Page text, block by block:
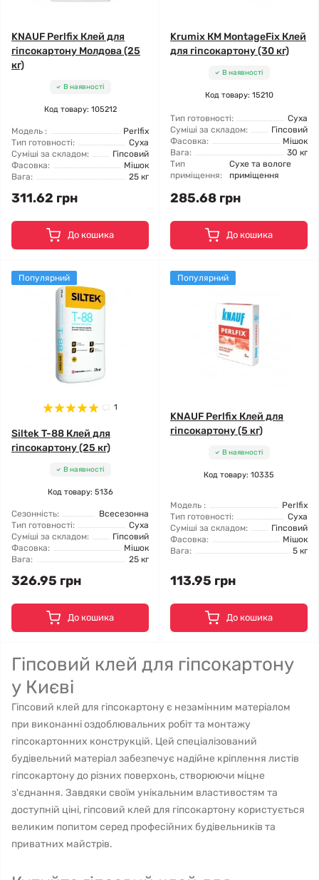
KNAUF Perlfix Клей для
гіпсокартону Молдова (25
кг)
В наявності
Код товару: 105212
Модель :
Perlfix
Тип готовності:
Суха
Суміші за складом:
Гіпсовий
Фасовка:
Мішок
Вага:
25 кг
311.62 грн
До кошика
Krumix КМ MontageFix Клей
для гіпсокартону (30 кг)
В наявності
Код товару: 15210
Тип готовності:
Суха
Суміші за складом:
Гіпсовий
Фасовка:
Мішок
Вага:
30 кг
Тип
приміщення:
Сухе та вологе
приміщення
285.68 грн
До кошика
Популярний
1
Siltek T-88 Клей для
гіпсокартону (25 кг)
В наявності
Код товару: 5136
Сезонність:
Всесезонна
Тип готовності:
Суха
Суміші за складом:
Гіпсовий
Фасовка:
Мішок
Вага:
25 кг
326.95 грн
До кошика
Популярний
KNAUF Perlfix Клей для
гіпсокартону (5 кг)
В наявності
Код товару: 10335
Модель :
Perlfix
Тип готовності:
Суха
Суміші за складом:
Гіпсовий
Фасовка:
Мішок
Вага:
5 кг
113.95 грн
До кошика
Гіпсовий клей для гіпсокартону
у Києві
Гіпсовий клей для гіпсокартону є незамінним матеріалом
при виконанні оздоблювальних робіт та монтажу
гіпсокартонних конструкцій. Цей спеціалізований
будівельний матеріал забезпечує надійне кріплення листів
гіпсокартону до різних поверхонь, створюючи міцне
з'єднання. Завдяки своїм унікальним властивостям та
доступній ціні, гіпсовий клей для гіпсокартону користується
великим попитом серед професійних будівельників та
приватних майстрів.